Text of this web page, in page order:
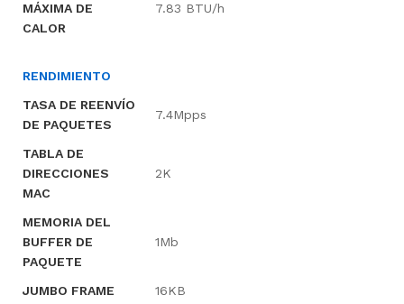
MÁXIMA DE
CALOR
7.83 BTU/h
RENDIMIENTO
TASA DE REENVÍO
DE PAQUETES
7.4Mpps
TABLA DE
DIRECCIONES
MAC
2K
MEMORIA DEL
BUFFER DE
PAQUETE
1Mb
JUMBO FRAME 16KB